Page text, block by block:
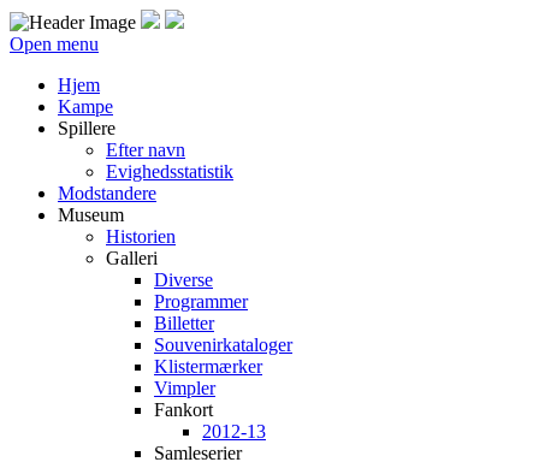
Open menu
Hjem
Kampe
Spillere
Efter navn
Evighedsstatistik
Modstandere
Museum
Historien
Galleri
Diverse
Programmer
Billetter
Souvenirkataloger
Klistermærker
Vimpler
Fankort
2012-13
Samleserier